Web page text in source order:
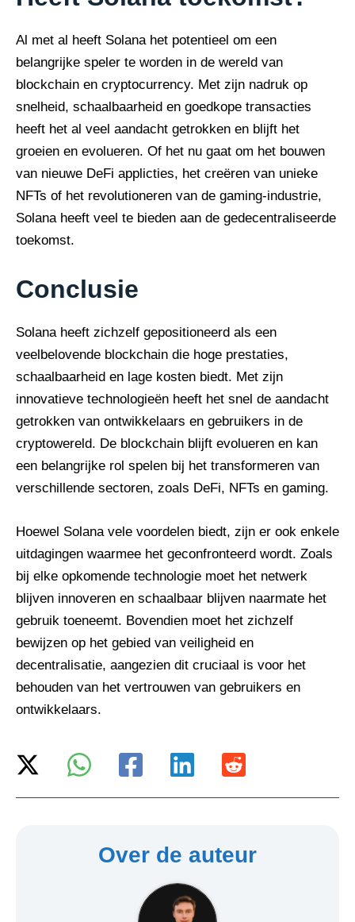
Al met al heeft Solana het potentieel om een
belangrijke speler te worden in de wereld van
blockchain en cryptocurrency. Met zijn nadruk op
snelheid, schaalbaarheid en goedkope transacties
heeft het al veel aandacht getrokken en blijft het
groeien en evolueren. Of het nu gaat om het bouwen
van nieuwe DeFi applicties, het creëren van unieke
NFTs of het revolutioneren van de gaming-industrie,
Solana heeft veel te bieden aan de gedecentraliseerde
toekomst.
Conclusie
Solana heeft zichzelf gepositioneerd als een
veelbelovende blockchain die hoge prestaties,
schaalbaarheid en lage kosten biedt. Met zijn
innovatieve technologieën heeft het snel de aandacht
getrokken van ontwikkelaars en gebruikers in de
cryptowereld. De blockchain blijft evolueren en kan
een belangrijke rol spelen bij het transformeren van
verschillende sectoren, zoals DeFi, NFTs en gaming.
Hoewel Solana vele voordelen biedt, zijn er ook enkele
uitdagingen waarmee het geconfronteerd wordt. Zoals
bij elke opkomende technologie moet het netwerk
blijven innoveren en schaalbaar blijven naarmate het
gebruik toeneemt. Bovendien moet het zichzelf
bewijzen op het gebied van veiligheid en
decentralisatie, aangezien dit cruciaal is voor het
behouden van het vertrouwen van gebruikers en
ontwikkelaars.
Over de auteur